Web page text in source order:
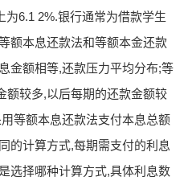
为6.1 2%.银行通常为借款学生
额本息还款法和等额本金还款
金额相等,还款压力平均分布;等
额较多,以后每期的还款金额较
等额本息还款法支付本息总额
的计算方式,每期需支付的利息
选择哪种计算方式,具体利息数